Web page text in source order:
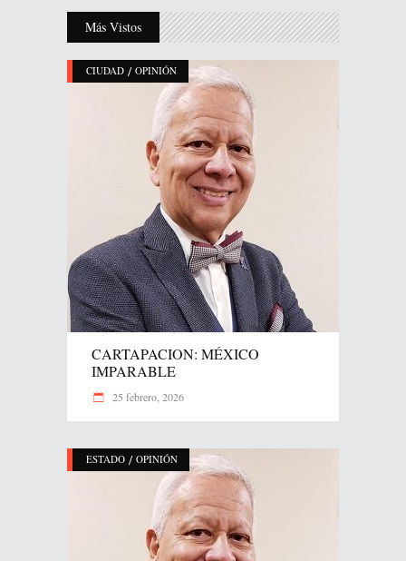
Más Vistos
CIUDAD / OPINIÓN
CARTAPACION: MÉXICO
IMPARABLE
25 febrero, 2026
ESTADO / OPINIÓN